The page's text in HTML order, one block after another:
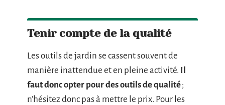
Tenir compte de la qualité
Les outils de jardin se cassent souvent de
manière inattendue et en pleine activité. Il
faut donc opter pour des outils de qualité;
n’hésitez donc pas à mettre le prix. Pour les